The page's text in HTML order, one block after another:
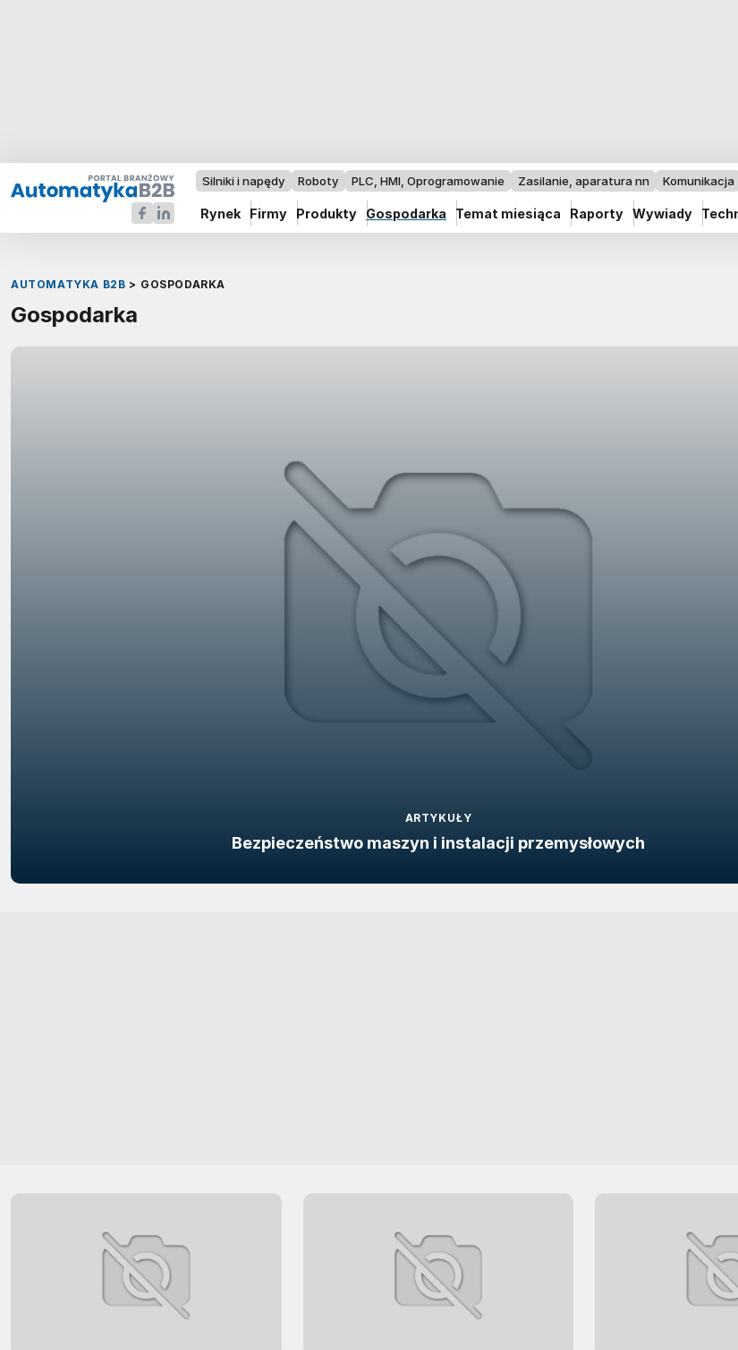
Silniki i napędy Roboty PLC, HMI, Oprogramowanie Zasilanie, aparatura nn Komunikacja
Rynek Firmy Produkty Gospodarka Temat miesiąca Raporty Wywiady
AUTOMATYKA B2B > GOSPODARKA
Gospodarka
ARTYKUŁY
Bezpieczeństwo maszyn i instalacji przemysłowych